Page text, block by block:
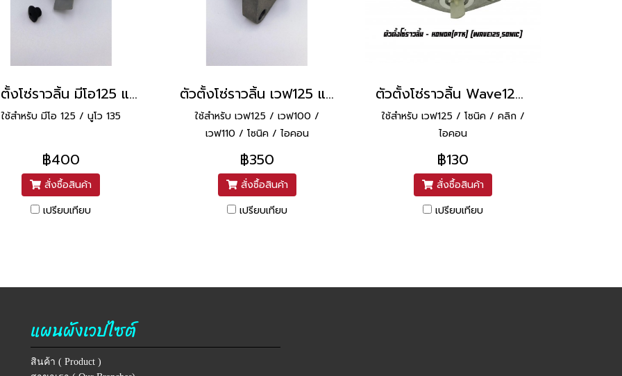
ตัวตั้งโซ่ราวลิ้น มีโอ125 แท้ YAMAHA
ใช้สำหรับ มีโอ 125 / นูโว 135
฿400
สั่งซื้อสินค้า
เปรียบเทียบ
ตัวตั้งโซ่ราวลิ้น เวฟ125 แท้ HONDA
ใช้สำหรับ เวฟ125 / เวฟ100 /
เวฟ110 / โซนิค / ไอคอน
฿350
สั่งซื้อสินค้า
เปรียบเทียบ
ตัวตั้งโซ่ราวลิ้น Wave125 ยี่ห้อ PTK
ใช้สำหรับ เวฟ125 / โซนิค / คลิก /
ไอคอน
฿130
สั่งซื้อสินค้า
เปรียบเทียบ
แผนผังเวปไซต์
สินค้า ( Product )